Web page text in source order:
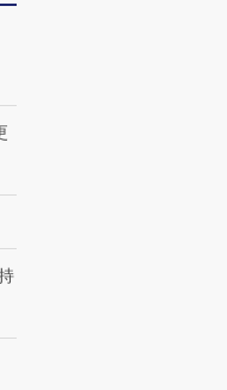
：不靠规模取胜，华